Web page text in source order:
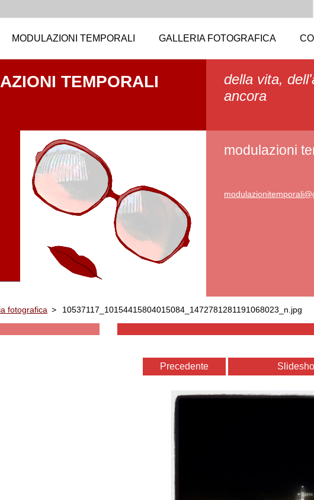
MODULAZIONI TEMPORALI GALLERIA FOTOGRAFICA
TEMPORALI
della vita,
ancora
modulazioni
modulazionitempo
fotografica > 10537117_10154415804015084_1472781281191068023_n.jpg
Precedente